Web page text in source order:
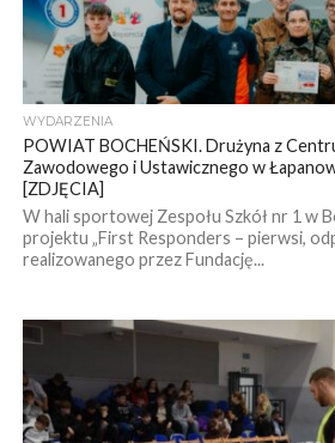
WYDARZENIA
POWIAT BOCHEŃSKI. Drużyna z
Zawodowego i Ustawicznego w
[ZDJĘCIA]
W hali sportowej Zespołu Szkół nr 1 w
projektu „First Responders – pierwsi,
realizowanego przez Fundację...